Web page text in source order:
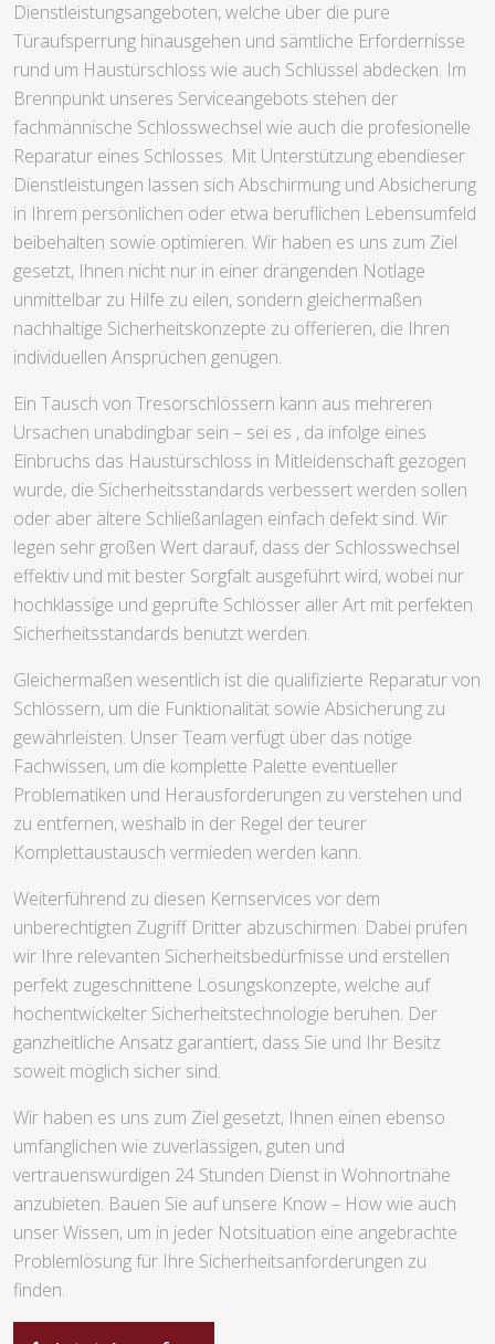
Dienstleistungsangeboten, welche über die pure
Türaufsperrung hinausgehen und sämtliche Erfordernisse
rund um Haustürschloss wie auch Schlüssel abdecken. Im
Brennpunkt unseres Serviceangebots stehen der
fachmännische Schlosswechsel wie auch die profesionelle
Reparatur eines Schlosses. Mit Unterstützung ebendieser
Dienstleistungen lassen sich Abschirmung und Absicherung
in Ihrem persönlichen oder etwa beruflichen Lebensumfeld
beibehalten sowie optimieren. Wir haben es uns zum Ziel
gesetzt, Ihnen nicht nur in einer drängenden Notlage
unmittelbar zu Hilfe zu eilen, sondern gleichermaßen
nachhaltige Sicherheitskonzepte zu offerieren, die Ihren
individuellen Ansprüchen genügen.
Ein Tausch von Tresorschlössern kann aus mehreren
Ursachen unabdingbar sein – sei es , da infolge eines
Einbruchs das Haustürschloss in Mitleidenschaft gezogen
wurde, die Sicherheitsstandards verbessert werden sollen
oder aber ältere Schließanlagen einfach defekt sind. Wir
legen sehr großen Wert darauf, dass der Schlosswechsel
effektiv und mit bester Sorgfalt ausgeführt wird, wobei nur
hochklassige und geprüfte Schlösser aller Art mit perfekten
Sicherheitsstandards benutzt werden.
Gleichermaßen wesentlich ist die qualifizierte Reparatur von
Schlössern, um die Funktionalität sowie Absicherung zu
gewährleisten. Unser Team verfügt über das nötige
Fachwissen, um die komplette Palette eventueller
Problematiken und Herausforderungen zu verstehen und
zu entfernen, weshalb in der Regel der teurer
Komplettaustausch vermieden werden kann.
Weiterführend zu diesen Kernservices vor dem
unberechtigten Zugriff Dritter abzuschirmen. Dabei prüfen
wir Ihre relevanten Sicherheitsbedürfnisse und erstellen
perfekt zugeschnittene Lösungskonzepte, welche auf
hochentwickelter Sicherheitstechnologie beruhen. Der
ganzheitliche Ansatz garantiert, dass Sie und Ihr Besitz
soweit möglich sicher sind.
Wir haben es uns zum Ziel gesetzt, Ihnen einen ebenso
umfänglichen wie zuverlässigen, guten und
vertrauenswürdigen 24 Stunden Dienst in Wohnortnähe
anzubieten. Bauen Sie auf unsere Know – How wie auch
unser Wissen, um in jeder Notsituation eine angebrachte
Problemlösung für Ihre Sicherheitsanforderungen zu
finden.